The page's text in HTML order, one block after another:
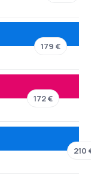
179 €
172 €
210